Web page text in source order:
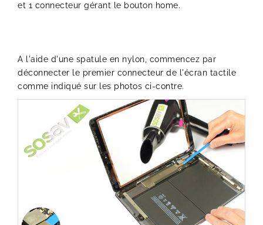
et 1 connecteur gérant le bouton home.
A l'aide d'une spatule en nylon, commencez par
déconnecter le premier connecteur de l'écran tactile
comme indiqué sur les photos ci-contre.